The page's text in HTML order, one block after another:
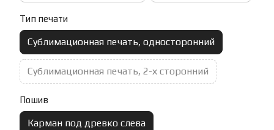
Тип печати
Сублимационная печать, односторонний
Сублимационная печать, 2-х сторонний
Пошив
Карман под древко слева